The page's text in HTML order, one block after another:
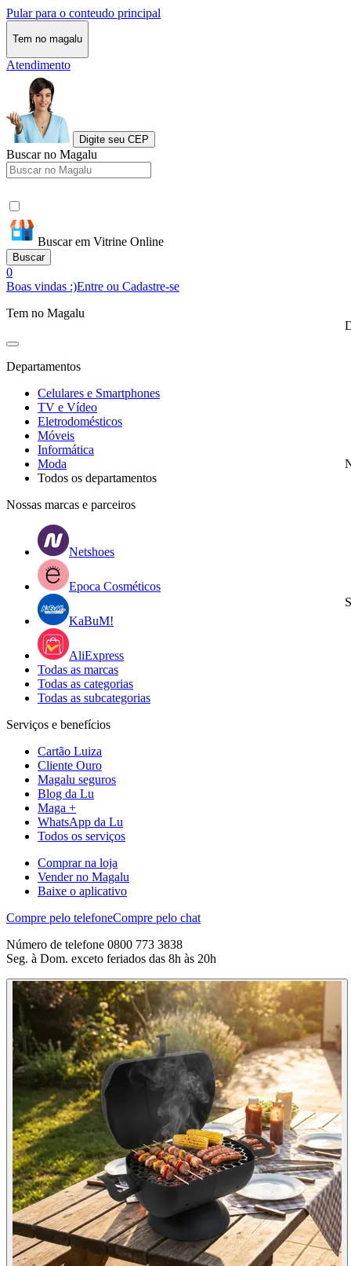
Pular para o conteudo principal
Tem no magalu
Atendimento
Digite seu CEP
Buscar no Magalu
Buscar em Vitrine Online
Buscar
0
Boas vindas :)Entre ou Cadastre-se
Tem no Magalu
Departamentos
Celulares e Smartphones
TV e Vídeo
Eletrodomésticos
Móveis
Informática
Moda
Todos os departamentos
Nossas marcas e parceiros
Netshoes
Epoca Cosméticos
KaBuM!
AliExpress
Todas as marcas
Todas as categorias
Todas as subcategorias
Serviços e benefícios
Cartão Luiza
Cliente Ouro
Magalu seguros
Blog da Lu
Maga +
WhatsApp da Lu
Todos os serviços
Comprar na loja
Vender no Magalu
Baixe o aplicativo
Compre pelo telefoneCompre pelo chat
Número de telefone 0800 773 3838
Seg. à Dom. exceto feriados das 8h às 20h